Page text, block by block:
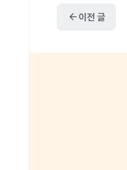
arrow_back이전 글